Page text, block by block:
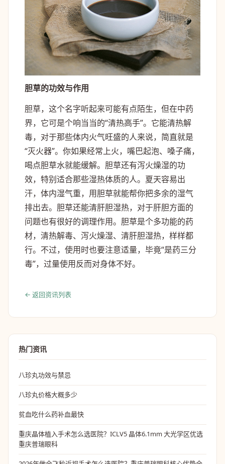
胆草的功效与作用
胆草，这个名字听起来可能有点陌生，但在中药
界，它可是个响当当的“清热高手”。它能清热解
毒，对于那些体内火气旺盛的人来说，简直就是
“灭火器”。你如果经常上火，嘴巴起泡、嗓子痛，
喝点胆草水就能缓解。胆草还有泻火燥湿的功
效，特别适合那些湿热体质的人。夏天容易出
汗，体内湿气重，用胆草就能帮你把多余的湿气
排出去。胆草还能清肝胆湿热，对于肝胆方面的
问题也有很好的调理作用。胆草是个多功能的药
材，清热解毒、泻火燥湿、清肝胆湿热，样样都
行。不过，使用时也要注意适量，毕竟“是药三分
毒”，过量使用反而对身体不好。
← 返回资讯列表
热门资讯
八珍丸功效与禁忌
八珍丸价格大概多少
贫血吃什么药补血最快
重庆晶体植入手术怎么选医院？ICLV5 晶体6.1mm 大光学区优选
重庆普瑞眼科